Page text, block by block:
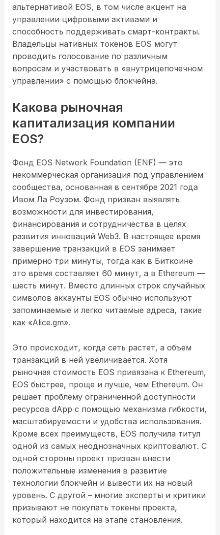
альтернативой EOS, в том числе акцент на
управлении цифровыми активами и
способность поддерживать смарт-контракты.
Владельцы нативных токенов EOS могут
проводить голосование по различным
вопросам и участвовать в «внутрицепочечном
управлении» с помощью блокчейна.
Какова рыночная
капитализация компании
EOS?
Фонд EOS Network Foundation (ENF) — это
некоммерческая организация под управлением
сообщества, основанная в сентябре 2021 года
Ивом Ла Роузом. Фонд призван выявлять
возможности для инвестирования,
финансирования и сотрудничества в целях
развития инноваций Web3. В настоящее время
завершение транзакций в EOS занимает
примерно три минуты, тогда как в Биткоине
это время составляет 60 минут, а в Ethereum —
шесть минут. Вместо длинных строк случайных
символов аккаунты EOS обычно используют
запоминаемые и легко читаемые адреса, такие
как «Alice.gm».
Это происходит, когда сеть растет, а объем
транзакций в ней увеличивается. Хотя
рыночная стоимость EOS привязана к Ethereum,
EOS быстрее, проще и лучше, чем Ethereum. Он
решает проблему ограниченной доступности
ресурсов dApp с помощью механизма гибкости,
масштабируемости и удобства использования.
Кроме всех преимуществ, EOS получила титул
одной из самых неоднозначных криптовалют. С
одной стороны проект призван внести
положительные изменения в развитие
технологии блокчейн и вывести их на новый
уровень. С другой – многие эксперты и критики
призывают не покупать токены проекта,
который находится на этапе становления.